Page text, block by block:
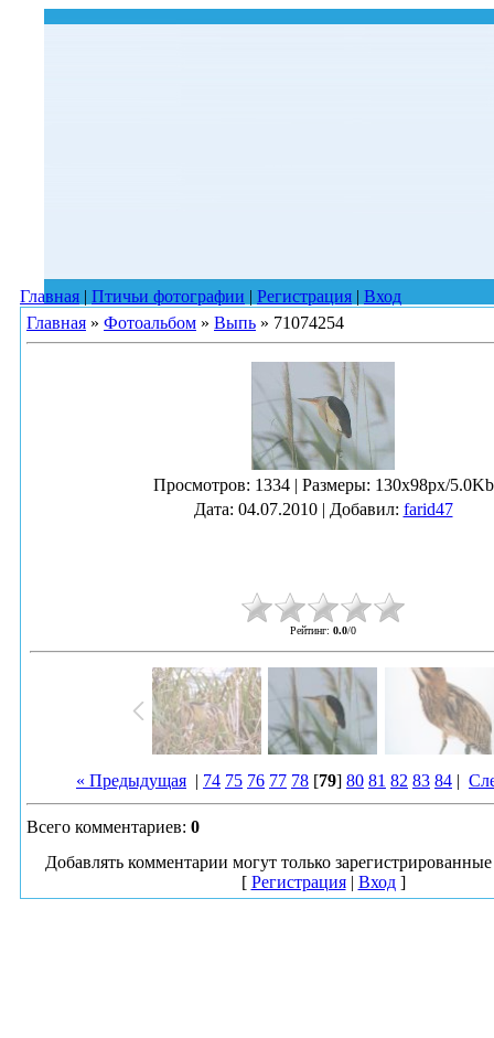
Главная | Птичьи фотографии | Регистрация | Вход
Главная » Фотоальбом » Выпь » 71074254
Просмотров: 1334 | Размеры: 130x98px/5.0Kb
Дата: 04.07.2010 | Добавил: farid47
Рейтинг: 0.0/0
« Предыдущая | 74 75 76 77 78 [79] 80 81 82 83 84 |
Всего комментариев: 0
Добавлять комментарии могут только
[ Регистрация| Вход]